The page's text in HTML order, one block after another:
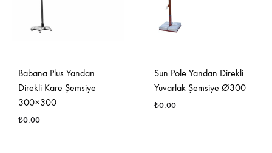
Babana Plus Yandan
Direkli Kare Şemsiye
300×300
₺0.00
Sun Pole Yandan Direkli
Yuvarlak Şemsiye Ø300
₺0.00